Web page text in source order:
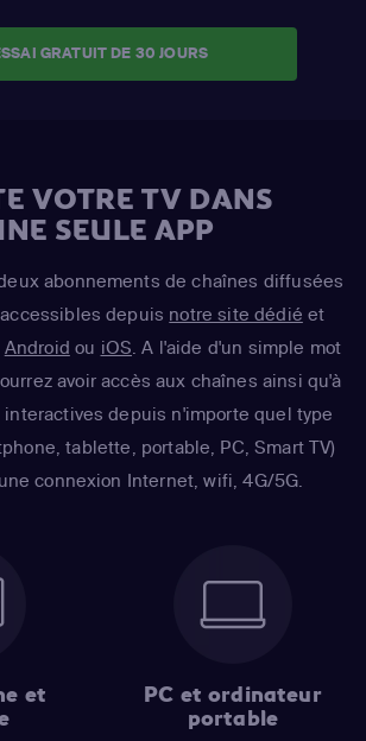
GRATUIT DE 30 JOURS
VOTRE TV DANS
SEULE APP
abonnements de chaînes diffusées
depuis notre site dédié et
Android ou iOS . A l'aide d'un simple mot
avoir accès aux chaînes ainsi qu'à
depuis n'importe quel type
tablette, portable, PC, Smart TV)
connexion Internet, wifi, 4G/5G.
et
PC et ordinateur
portable